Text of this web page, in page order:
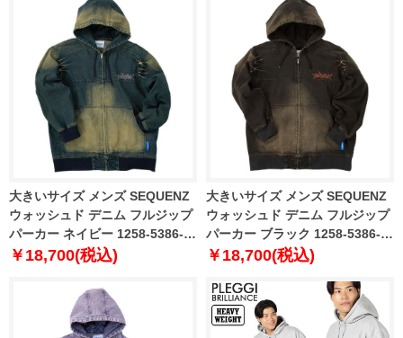
大きいサイズ メンズ SEQUENZ
ウォッシュド デニム フルジップ
パーカー ネイビー 1258-5386-1
3L 4L 5L 6L
￥18,700(税込)
大きいサイズ メンズ SEQUENZ
ウォッシュド デニム フルジップ
パーカー ブラック 1258-5386-2
3L 4L 5L 6L
￥18,700(税込)